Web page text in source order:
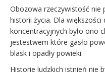
Obozowa rzeczywistość nie
historii życia. Dla
koncentracyjnych było ono
jestestwem które gasło
blask i opadły powieki.
Historie ludzkich istnień nie